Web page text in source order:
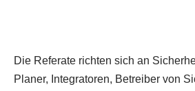
Die Referate richten sich an
Planer, Integratoren, Betreiber von